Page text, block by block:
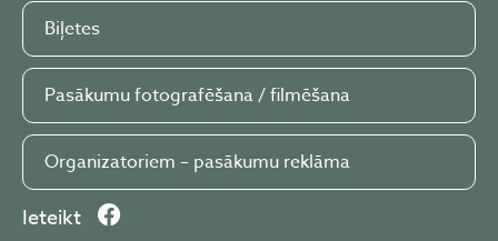
Biļetes
Pasākumu fotografēšana / filmēšana
Organizatoriem – pasākumu reklāma
Ieteikt